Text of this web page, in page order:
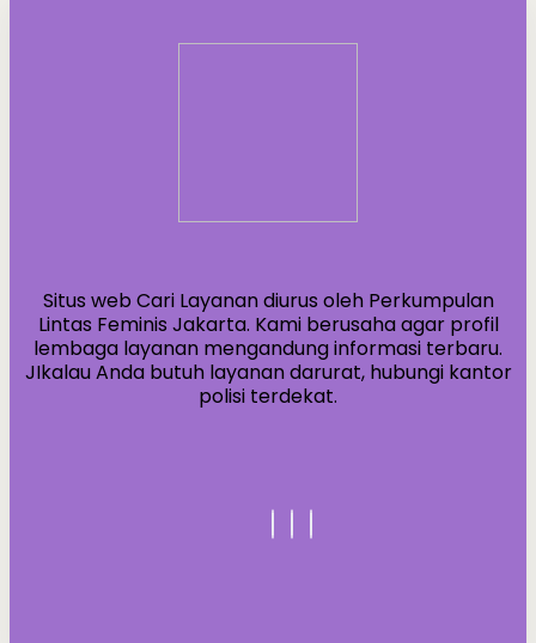
Situs web Cari Layanan diurus oleh Perkumpulan
Lintas Feminis Jakarta. Kami berusaha agar profil
lembaga layanan mengandung informasi terbaru.
JIkalau Anda butuh layanan darurat, hubungi kantor
polisi terdekat.